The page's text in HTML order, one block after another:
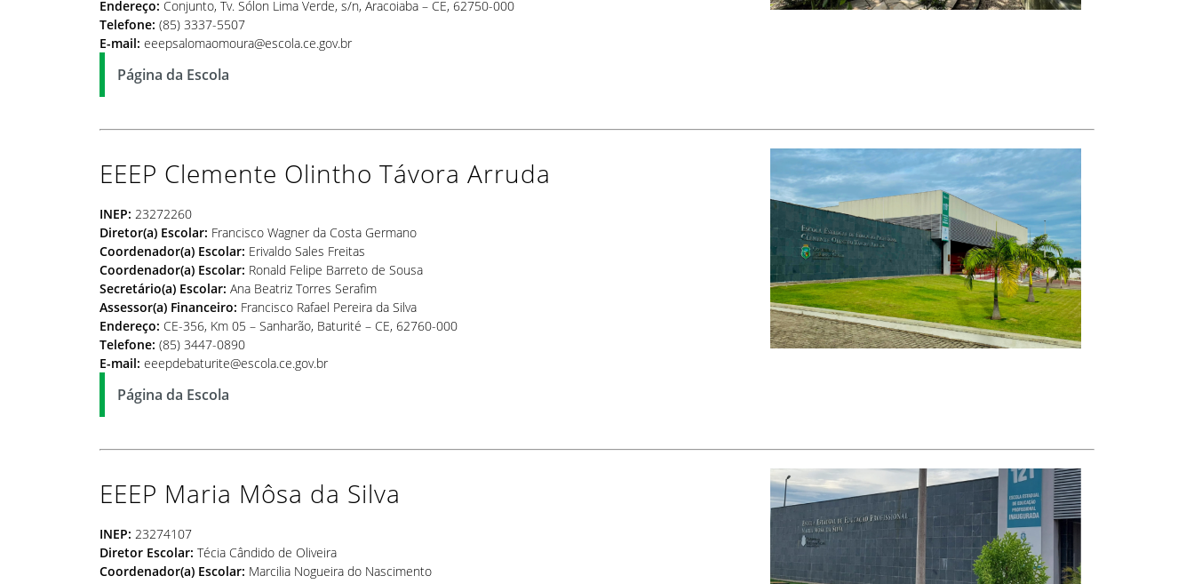
Endereço: Conjunto, Tv. Sólon Lima Verde, s/n, Aracoiaba – CE, 62750-000
Telefone: (85) 3337-5507
E-mail: eeepsalomaomoura@escola.ce.gov.br
Página da Escola
EEEP Clemente Olintho Távora Arruda
INEP: 23272260
Diretor(a) Escolar: Francisco Wagner da Costa Germano
Coordenador(a) Escolar: Erivaldo Sales Freitas
Coordenador(a) Escolar: Ronald Felipe Barreto de Sousa
Secretário(a) Escolar: Ana Beatriz Torres Serafim
Assessor(a) Financeiro: Francisco Rafael Pereira da Silva
Endereço: CE-356, Km 05 – Sanharão, Baturité – CE, 62760-000
Telefone: (85) 3447-0890
E-mail: eeepdebaturite@escola.ce.gov.br
Página da Escola
EEEP Maria Môsa da Silva
INEP: 23274107
Diretor Escolar: Técia Cândido de Oliveira
Coordenador(a) Escolar: Marcilia Nogueira do Nascimento